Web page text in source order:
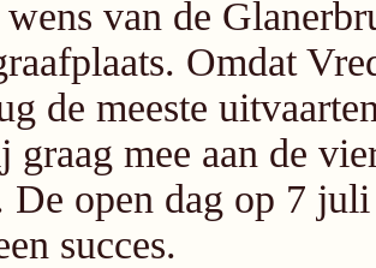
wens van de
Omdat
de meeste
graag mee aan de
De open dag op 7
succes.